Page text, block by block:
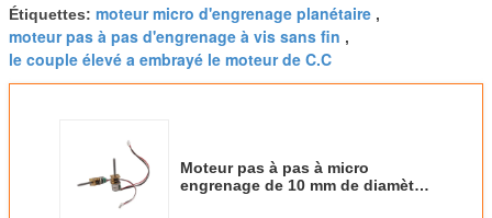
Étiquettes: moteur micro d'engrenage planétaire ,
moteur pas à pas d'engrenage à vis sans fin ,
le couple élevé a embrayé le moteur de C.C
Moteur pas à pas à micro
engrenage de 10 mm de diamètre